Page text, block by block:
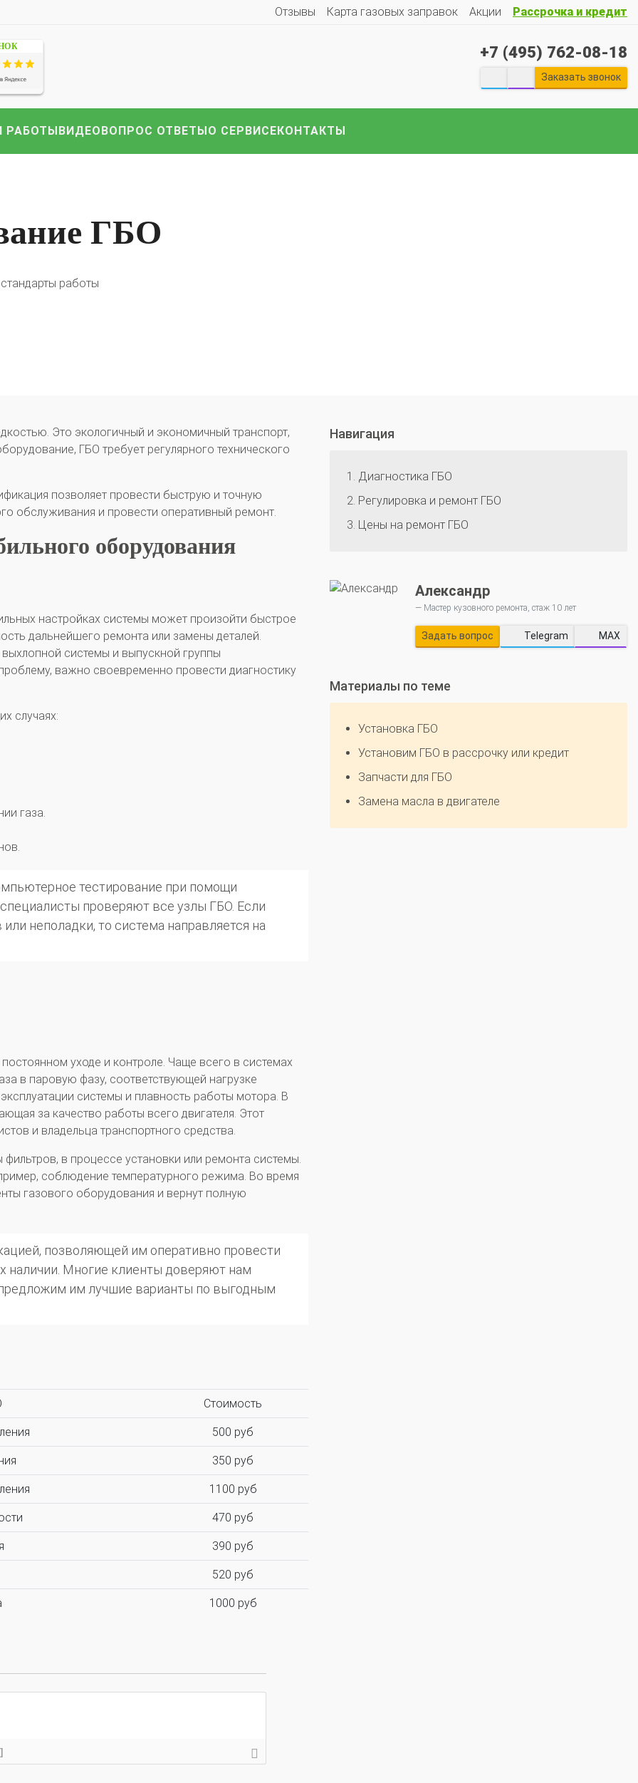
Отзывы Карта газовых заправок Акции Рассрочка и кредит
+7 (495) 762-08-18
Заказать звонок
РАБОТЫВИДЕОВОПРОС ОТВЕТЫО СЕРВИСЕКОНТАКТЫ
ГБО
работы
Это экологичный и экономичный транспорт,
ГБО требует регулярного технического
позволяет провести быструю и точную
обслуживания и провести оперативный ремонт.
оборудования
настройках системы может произойти быстрое
дальнейшего ремонта или замены деталей.
системы и выпускной группы
важно своевременно провести диагностику
случаях:
газа.
тестирование при помощи
проверяют все узлы ГБО. Если
неполадки, то система направляется на
уходе и контроле. Чаще всего в системах
в паровую фазу, соответствующей нагрузке
системы и плавность работы мотора. В
за качество работы всего двигателя. Этот
и владельца транспортного средства.
в процессе установки или ремонта системы.
соблюдение температурного режима. Во время
газового оборудования и вернут полную
позволяющей им оперативно провести
наличии. Многие клиенты доверяют нам
им лучшие варианты по выгодным
Стоимость
500 руб
350 руб
1100 руб
470 руб
390 руб
520 руб
1000 руб
Навигация
Диагностика ГБО
Регулировка и ремонт ГБО
Цены на ремонт ГБО
Александр
Мастер кузовного ремонта, стаж 10 лет
Задать вопрос Telegram MAX
Материалы по теме
Установка ГБО
Установим ГБО в рассрочку или кредит
Запчасти для ГБО
Замена масла в двигателе